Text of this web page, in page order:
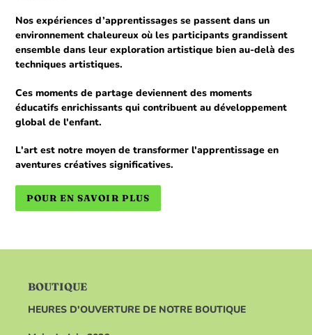
Nos expériences d’apprentissages se passent dans un
environnement chaleureux où les participants grandissent
ensemble dans leur exploration artistique bien au-delà des
techniques artistiques.
Ces moments de partage deviennent des moments
éducatifs enrichissants qui contribuent au développement
global de l'enfant.
L'art est notre moyen de transformer l'apprentissage en
aventures créatives significatives.
POUR EN SAVOIR PLUS
BOUTIQUE
HEURES D'OUVERTURE DE NOTRE BOUTIQUE